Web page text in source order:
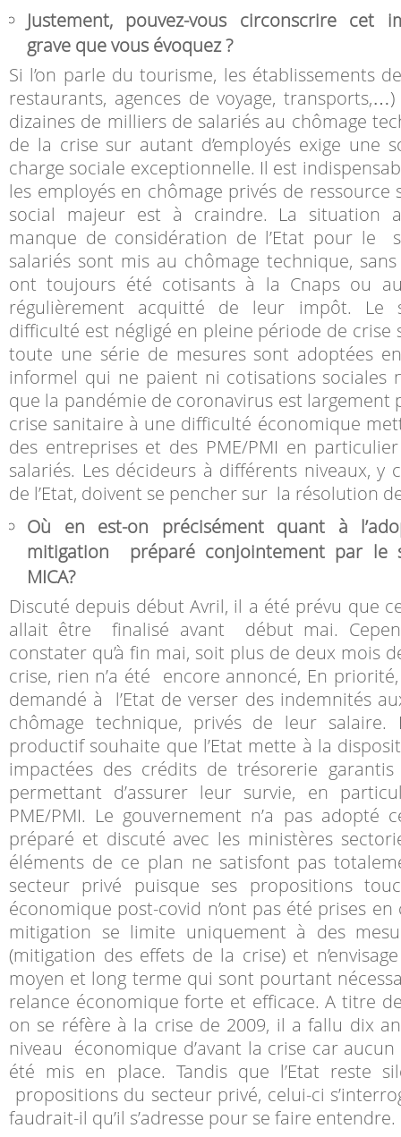
Justement, pouvez-vous circonscrire cet
grave que vous évoquez ?
Si l’on parle du tourisme, les établissements
restaurants, agences de voyage,
dizaines de milliers de salariés au chômage
de la crise sur autant d’employés exige une
charge sociale exceptionnelle. Il est
les employés en chômage privés de
social majeur est à craindre. La situation
manque de considération de l’Etat pour le
salariés sont mis au chômage technique, sans
ont toujours été cotisants à la Cnaps ou
régulièrement acquitté de leur impôt. Le
difficulté est négligé en pleine période de crise
toute une série de mesures sont adoptées
informel qui ne paient ni cotisations sociales
que la pandémie de coronavirus est largement
crise sanitaire à une difficulté économique
des entreprises et des PME/PMI en
salariés. Les décideurs à différents niveaux, y
de l’Etat, doivent se pencher sur la résolution
Où en est-on précisément quant à
mitigation préparé conjointement par le
MICA?
Discuté depuis début Avril, il a été prévu que
allait être finalisé avant début mai.
constater qu’à fin mai, soit plus de deux mois
crise, rien n’a été encore annoncé, En
demandé à l’Etat de verser des indemnités
chômage technique, privés de leur salaire.
productif souhaite que l’Etat mette à la
impactées des crédits de trésorerie
permettant d’assurer leur survie, en
PME/PMI. Le gouvernement n’a pas adopté
préparé et discuté avec les ministères
éléments de ce plan ne satisfont pas
secteur privé puisque ses propositions
économique post-covid n’ont pas été prises
mitigation se limite uniquement à des
(mitigation des effets de la crise) et
moyen et long terme qui sont pourtant
relance économique forte et efficace. A titre
on se réfère à la crise de 2009, il a fallu dix
niveau économique d’avant la crise car aucun
été mis en place. Tandis que l’Etat reste
propositions du secteur privé, celui-ci
faudrait-il qu’il s’adresse pour se faire entendre.